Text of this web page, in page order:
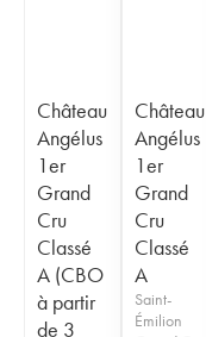
Château
Angélus
1er
Grand
Cru
Classé
A (CBO
à partir
de 3
Château
Angélus
1er
Grand
Cru
Classé
A
Saint-
Émilion